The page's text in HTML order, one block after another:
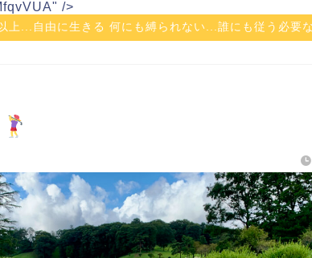
/>
上...自由に生きる 何にも縛られない...誰にも従う必要